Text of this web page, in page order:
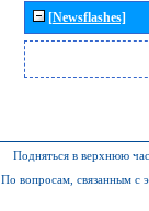
[Newsflashes]
Подняться в верхнюю
По вопросам, связанным с